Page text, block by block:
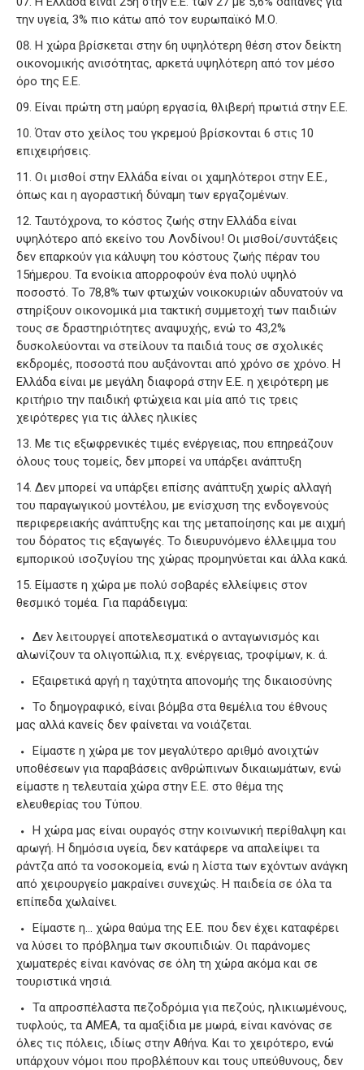
την υγεία, 3% πιο κάτω από τον ευρωπαϊκό Μ.Ο.
Η χώρα βρίσκεται στην 6η υψηλότερη θέση στον δείκτη
οικονομικής ανισότητας, αρκετά υψηλότερη από τον μέσο
όρο της Ε.Ε.
Είναι πρώτη στη μαύρη εργασία, θλιβερή πρωτιά στην Ε.Ε.
Όταν στο χείλος του γκρεμού βρίσκονται 6 στις 10
επιχειρήσεις.
Οι μισθοί στην Ελλάδα είναι οι χαμηλότεροι στην Ε.Ε.,
όπως και η αγοραστική δύναμη των εργαζομένων.
Ταυτόχρονα, το κόστος ζωής στην Ελλάδα είναι
υψηλότερο από εκείνο του Λονδίνου! Οι μισθοί/συντάξεις
δεν επαρκούν για κάλυψη του κόστους ζωής πέραν του
15ήμερου. Τα ενοίκια απορροφούν ένα πολύ υψηλό
ποσοστό. Το 78,8% των φτωχών νοικοκυριών αδυνατούν να
στηρίξουν οικονομικά μια τακτική συμμετοχή των παιδιών
τους σε δραστηριότητες αναψυχής, ενώ το 43,2%
δυσκολεύονται να στείλουν τα παιδιά τους σε σχολικές
εκδρομές, ποσοστά που αυξάνονται από χρόνο σε χρόνο. Η
Ελλάδα είναι με μεγάλη διαφορά στην Ε.Ε. η χειρότερη με
κριτήριο την παιδική φτώχεια και μία από τις τρεις
χειρότερες για τις άλλες ηλικίες
Με τις εξωφρενικές τιμές ενέργειας, που επηρεάζουν
όλους τους τομείς, δεν μπορεί να υπάρξει ανάπτυξη
Δεν μπορεί να υπάρξει επίσης ανάπτυξη χωρίς αλλαγή
του παραγωγικού μοντέλου, με ενίσχυση της ενδογενούς
περιφερειακής ανάπτυξης και της μεταποίησης και με αιχμή
του δόρατος τις εξαγωγές. Το διευρυνόμενο έλλειμμα του
εμπορικού ισοζυγίου της χώρας προμηνύεται και άλλα κακά.
Είμαστε η χώρα με πολύ σοβαρές ελλείψεις στον
θεσμικό τομέα. Για παράδειγμα:
Δεν λειτουργεί αποτελεσματικά ο ανταγωνισμός και
αλωνίζουν τα ολιγοπώλια, π.χ. ενέργειας, τροφίμων, κ. ά.
Εξαιρετικά αργή η ταχύτητα απονομής της δικαιοσύνης
Το δημογραφικό, είναι βόμβα στα θεμέλια του έθνους
μας αλλά κανείς δεν φαίνεται να νοιάζεται.
Είμαστε η χώρα με τον μεγαλύτερο αριθμό ανοιχτών
υποθέσεων για παραβάσεις ανθρώπινων δικαιωμάτων, ενώ
είμαστε η τελευταία χώρα στην Ε.Ε. στο θέμα της
ελευθερίας του Τύπου.
Η χώρα μας είναι ουραγός στην κοινωνική περίθαλψη και
αρωγή. Η δημόσια υγεία, δεν κατάφερε να απαλείψει τα
ράντζα από τα νοσοκομεία, ενώ η λίστα των εχόντων ανάγκη
από χειρουργείο μακραίνει συνεχώς. Η παιδεία σε όλα τα
επίπεδα χωλαίνει.
Είμαστε η… χώρα θαύμα της Ε.Ε. που δεν έχει καταφέρει
να λύσει το πρόβλημα των σκουπιδιών. Οι παράνομες
χωματερές είναι κανόνας σε όλη τη χώρα ακόμα και σε
τουριστικά νησιά.
Τα απροσπέλαστα πεζοδρόμια για πεζούς, ηλικιωμένους,
τυφλούς, τα ΑΜΕΑ, τα αμαξίδια με μωρά, είναι κανόνας σε
όλες τις πόλεις, ιδίως στην Αθήνα. Και το χειρότερο, ενώ
υπάρχουν νόμοι που προβλέπουν και τους υπεύθυνους, δεν